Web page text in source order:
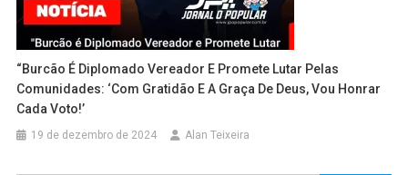
“Burcão É Diplomado Vereador E Promete Lutar Pelas
Comunidades: ‘Com Gratidão E A Graça De Deus, Vou Honrar
Cada Voto!’
19 de dezembro de 2024 Alan Teixeira